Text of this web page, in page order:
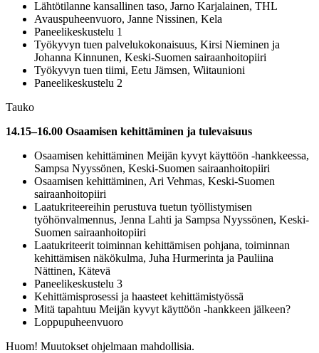
Lähtötilanne kansallinen taso, Jarno Karjalainen, THL
Avauspuheenvuoro, Janne Nissinen, Kela
Paneelikeskustelu 1
Työkyvyn tuen palvelukokonaisuus, Kirsi Nieminen ja
Johanna Kinnunen, Keski-Suomen sairaanhoitopiiri
Työkyvyn tuen tiimi, Eetu Jämsen, Wiitaunioni
Paneelikeskustelu 2
Tauko
14.15–16.00 Osaamisen kehittäminen ja tulevaisuus
Osaamisen kehittäminen Meijän kyvyt käyttöön -hankkeessa,
Sampsa Nyyssönen, Keski-Suomen sairaanhoitopiiri
Osaamisen kehittäminen, Ari Vehmas, Keski-Suomen
sairaanhoitopiiri
Laatukriteereihin perustuva tuetun työllistymisen
työhönvalmennus, Jenna Lahti ja Sampsa Nyyssönen, Keski-
Suomen sairaanhoitopiiri
Laatukriteerit toiminnan kehittämisen pohjana, toiminnan
kehittämisen näkökulma, Juha Hurmerinta ja Pauliina
Nättinen, Kätevä
Paneelikeskustelu 3
Kehittämisprosessi ja haasteet kehittämistyössä
Mitä tapahtuu Meijän kyvyt käyttöön -hankkeen jälkeen?
Loppupuheenvuoro
Huom! Muutokset ohjelmaan mahdollisia.